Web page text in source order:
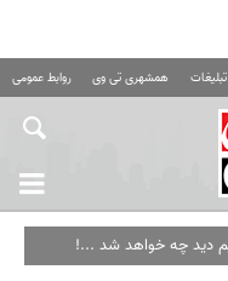
همشهری تی وی روابط عمومی
دید چه خواهد شد ...!